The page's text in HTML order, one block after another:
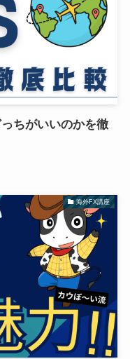
ちがいいのかを徹
海外FX講座